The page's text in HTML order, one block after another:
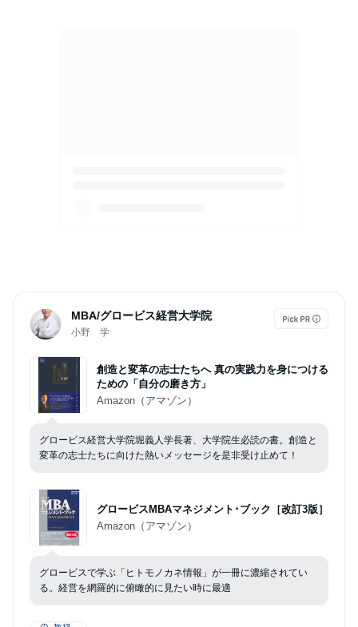
MBA/グロービス経営大学院
小野 学
創造と変革の志士たちへ 真の実践力を身につける
ための「自分の磨き方」
Amazon（アマゾン）
グロービス経営大学院堀義人学長著、大学院生必読の書。創造と
変革の志士たちに向けた熱いメッセージを是非受け止めて！
グロービスMBAマネジメント･ブック［改訂3版］
Amazon（アマゾン）
グロービスで学ぶ「ヒトモノカネ情報」が一冊に濃縮されてい
る。経営を網羅的に俯瞰的に見たい時に最適